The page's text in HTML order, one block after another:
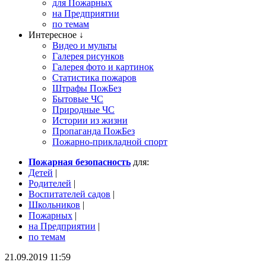
для Пожарных
на Предприятии
по темам
Интересное ↓
Видео и мульты
Галерея рисунков
Галерея фото и картинок
Статистика пожаров
Штрафы ПожБез
Бытовые ЧС
Природные ЧС
Истории из жизни
Пропаганда ПожБез
Пожарно-прикладной спорт
Пожарная безопасность для:
Детей |
Родителей |
Воспитателей садов |
Школьников |
Пожарных |
на Предприятии |
по темам
21.09.2019 11:59